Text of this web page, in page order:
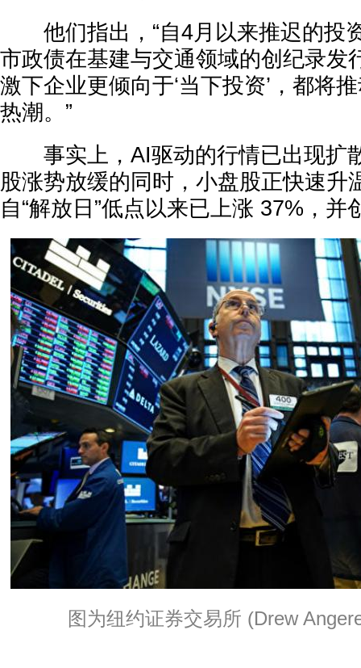
他们指出，“自4月以来推迟的投
市政债在基建与交通领域的创纪录发
激下企业更倾向于‘当下投资’，都将
热潮。”
事实上，AI驱动的行情已出现扩
股涨势放缓的同时，小盘股正快速升
自“解放日”低点以来已上涨 37%，并
图为纽约证券交易所 (Drew